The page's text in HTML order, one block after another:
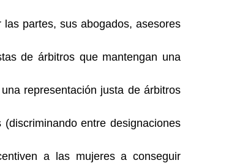
partes, sus abogados, asesores
de árbitros que mantengan una
representación justa de árbitros
entre designaciones
a las mujeres a conseguir